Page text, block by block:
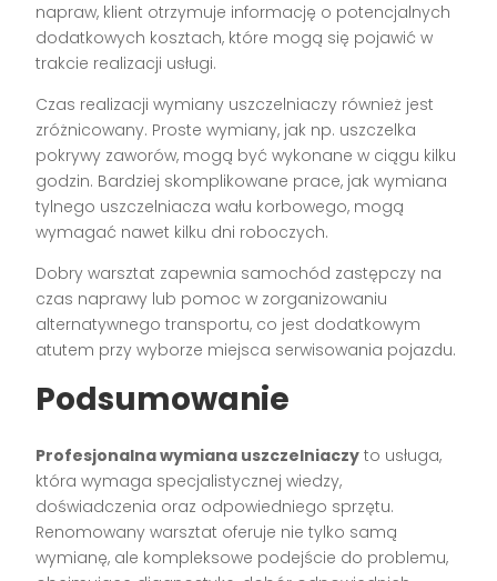
napraw, klient otrzymuje informację o potencjalnych
dodatkowych kosztach, które mogą się pojawić w
trakcie realizacji usługi.
Czas realizacji wymiany uszczelniaczy również jest
zróżnicowany. Proste wymiany, jak np. uszczelka
pokrywy zaworów, mogą być wykonane w ciągu kilku
godzin. Bardziej skomplikowane prace, jak wymiana
tylnego uszczelniacza wału korbowego, mogą
wymagać nawet kilku dni roboczych.
Dobry warsztat zapewnia samochód zastępczy na
czas naprawy lub pomoc w zorganizowaniu
alternatywnego transportu, co jest dodatkowym
atutem przy wyborze miejsca serwisowania pojazdu.
Podsumowanie
Profesjonalna wymiana uszczelniaczy to usługa,
która wymaga specjalistycznej wiedzy,
doświadczenia oraz odpowiedniego sprzętu.
Renomowany warsztat oferuje nie tylko samą
wymianę, ale kompleksowe podejście do problemu,